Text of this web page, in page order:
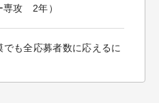
攻 2年）
でも全応募者数に応えるに